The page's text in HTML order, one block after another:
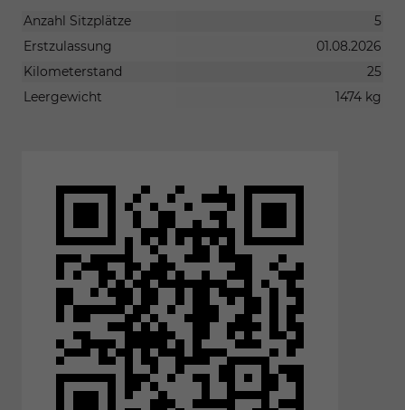
Anzahl Sitzplätze
5
Erstzulassung
01.08.2026
Kilometerstand
25
Leergewicht
1474 kg